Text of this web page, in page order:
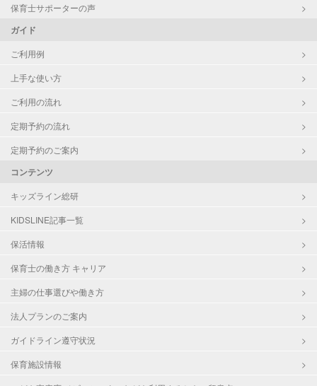
保育士サポーターの声
ガイド
ご利用例
上手な使い方
ご利用の流れ
定期予約の流れ
定期予約のご案内
コンテンツ
キッズライン総研
KIDSLINE記事一覧
保活情報
保育士の働き方 キャリア
主婦の仕事選びや働き方
法人プランのご案内
ガイドライン遵守状況
保育施設情報